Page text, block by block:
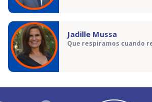
Jadille Mussa
Que respiramos cuando